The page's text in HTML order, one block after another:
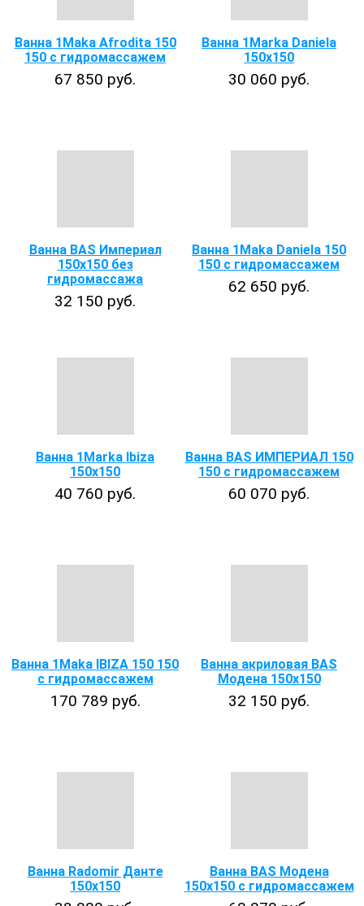
Ванна 1Maka Afrodita 150
150 с гидромассажем
67 850 руб.
Ванна 1Marka Daniela
150x150
30 060 руб.
Ванна BAS Империал
150х150 без
гидромассажа
32 150 руб.
Ванна 1Maka Daniela 150
150 с гидромассажем
62 650 руб.
Ванна 1Marka Ibiza
150x150
40 760 руб.
Ванна BAS ИМПЕРИАЛ 150
150 с гидромассажем
60 070 руб.
Ванна 1Maka IBIZA 150 150
с гидромассажем
170 789 руб.
Ванна акриловая BAS
Модена 150x150
32 150 руб.
Ванна Radomir Данте
150х150
Ванна BAS Модена
150х150 с гидромассажем